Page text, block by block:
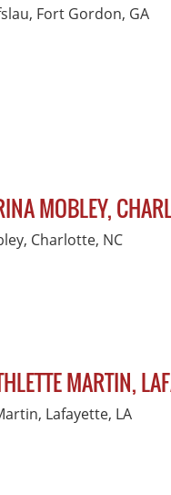
Fort Gordon, GA
MOBLEY,
Charlotte, NC
MARTIN,
Lafayette, LA